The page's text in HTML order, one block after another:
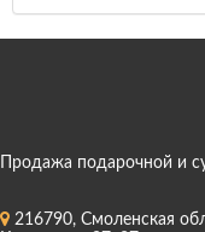
Продажа подарочной и
216790, Смоленская